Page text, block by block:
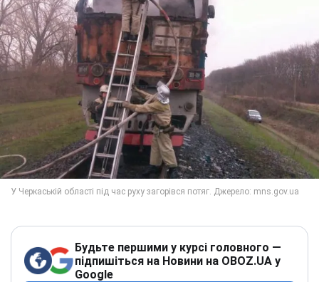
Будьте першими у курсі головного —
підпишіться на Новини на OBOZ.UA у
Google